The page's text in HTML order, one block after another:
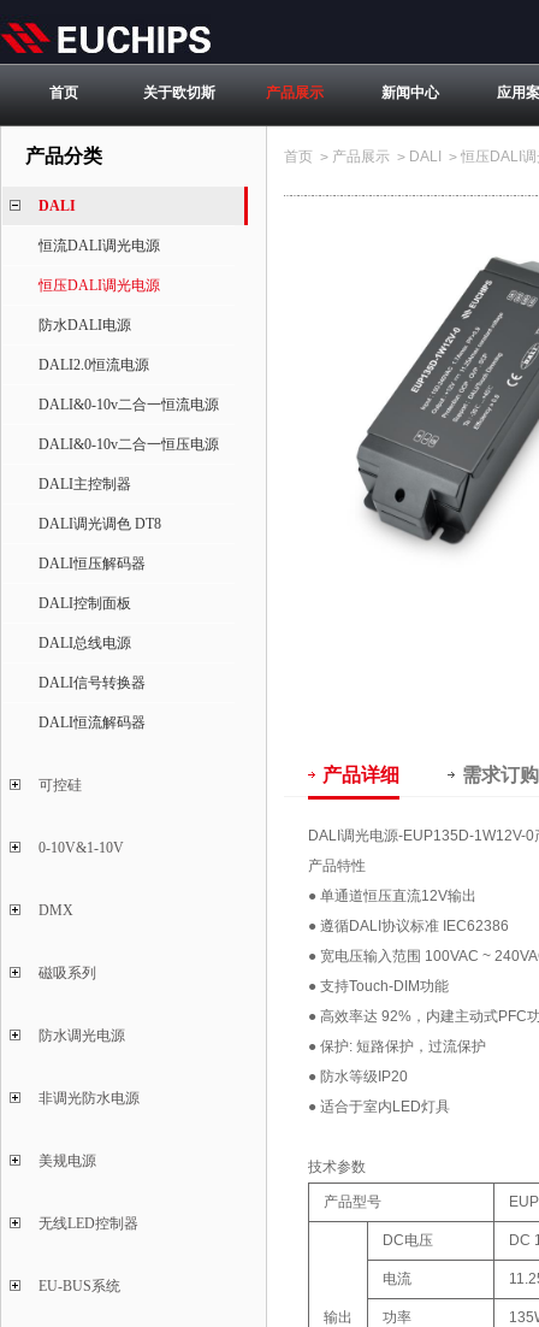
首页 关于欧切斯 产品展示 新闻中心 应用
产品分类
DALI
恒流DALI调光电源
恒压DALI调光电源
防水DALI电源
DALI2.0恒流电源
DALI&0-10v二合一恒流电源
DALI&0-10v二合一恒压电源
DALI主控制器
DALI调光调色 DT8
DALI恒压解码器
DALI控制面板
DALI总线电源
DALI信号转换器
DALI恒流解码器
可控硅
0-10V&1-10V
DMX
磁吸系列
防水调光电源
非调光防水电源
美规电源
无线LED控制器
EU-BUS系统
首页 > 产品展示 > DALI > 恒压DALI
产品详细 需求订购
DALI调光电源-EUP135D-1W12V-0
产品特性
● 单通道恒压直流12V输出
● 遵循DALI协议标准 IEC62386
● 宽电压输入范围 100VAC ~
● 支持Touch-DIM功能
● 高效率达 92%，内建主动式PFC
● 保护: 短路保护，过流保护
● 防水等级IP20
● 适合于室内LED灯具
技术参数
产品型号
输出
DC电压 DC
电流
功率